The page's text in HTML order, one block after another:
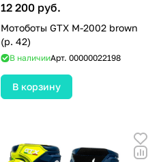
12 200 руб.
Мотоботы GTX M-2002 brown
(р. 42)
В наличииАрт. 00000022198
В корзину